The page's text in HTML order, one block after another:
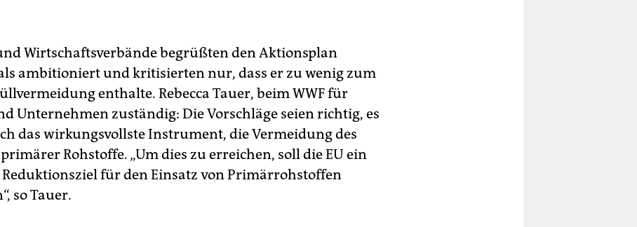
Wirtschaftsverbände begrüßten den Aktionsplan
ambitioniert und kritisierten nur, dass er zu wenig zum
enthalte. Rebecca Tauer, beim WWF für
Unternehmen zuständig: Die Vorschläge seien richtig, es
das wirkungsvollste Instrument, die Vermeidung des
Rohstoffe. „Um dies zu erreichen, soll die EU ein
Reduktionsziel für den Einsatz von Primärrohstoffen
so Tauer.